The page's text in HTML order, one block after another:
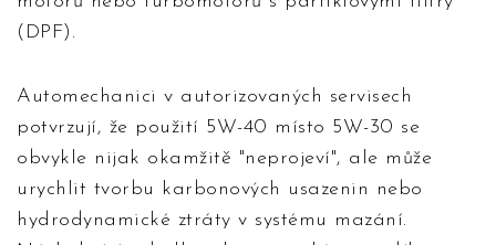
(DPF).
Automechanici v autorizovaných servisech
potvrzují, že použití 5W-40 místo 5W-30 se
obvykle nijak okamžitě "neprojeví", ale může
urychlit tvorbu karbonových usazenin nebo
hydrodynamické ztráty v systému mazání.